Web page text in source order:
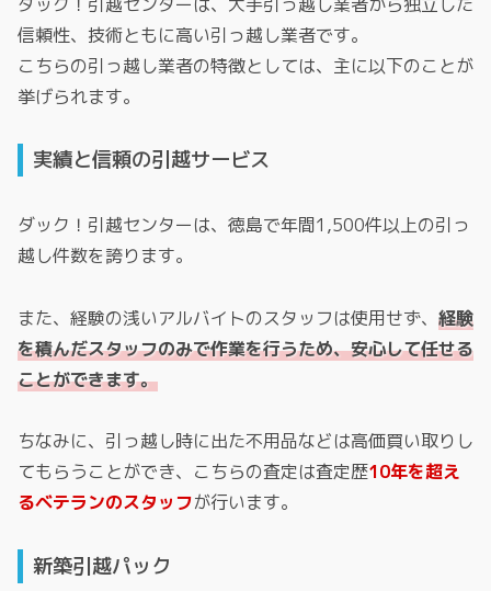
信頼性、技術ともに高い引っ越し業者です。
こちらの引っ越し業者の特徴としては、主に以下のことが
挙げられます。
実績と信頼の引越サービス
ダック！引越センターは、徳島で年間1,500件以上の引っ
越し件数を誇ります。
また、経験の浅いアルバイトのスタッフは使用せず、 経験
を積んだスタッフのみで作業を行うため、安心して任せる
ことができます。
ちなみに、引っ越し時に出た不用品などは高価買い取りし
てもらうことができ、こちらの査定は査定歴10年を超え
るベテランのスタッフが行います。
新築引越パック